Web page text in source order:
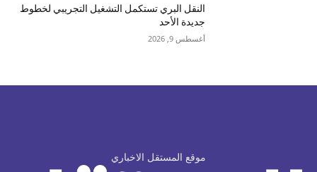
النقل البري تستكمل التشغيل التجريبي لخطوط
جديدة الأحد
أغسطس 9, 2026
موقع المستقل الاخباري